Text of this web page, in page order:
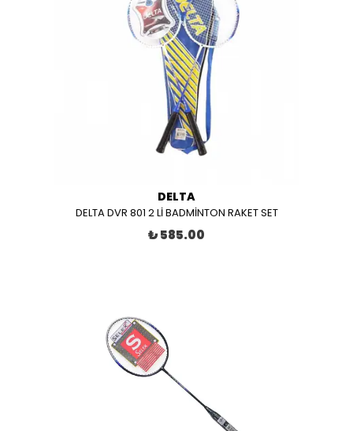
DELTA
DELTA DVR 801 2 Lİ BADMİNTON RAKET SET
₺ 585.00